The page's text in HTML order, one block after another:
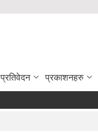
प्रतिवेदन प्रकाशनहरु